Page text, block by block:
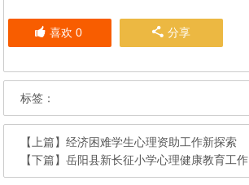
喜欢 0 分享
标签：
【上篇】经济困难学生心理资助工作新探索
【下篇】岳阳县新长征小学心理健康教育工作